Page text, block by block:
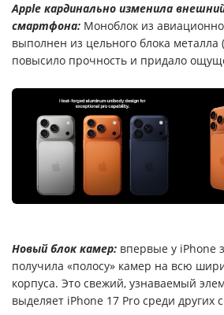
Apple кардинально изменила
смартфона: Моноблок из
выполнен из цельного блока металла
повысило прочность и придало
Новый блок камер: впервые у iPhone
получила «полосу» камер на всю
корпуса. Это свежий, узнаваемый
выделяет iPhone 17 Pro среди других